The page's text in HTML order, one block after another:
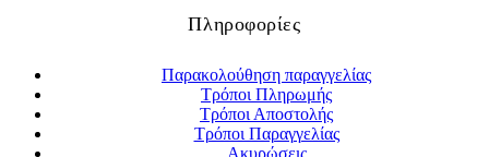
Πληροφορίες
Παρακολούθηση παραγγελίας
Τρόποι Πληρωμής
Τρόποι Αποστολής
Τρόποι Παραγγελίας
Ακυρώσεις